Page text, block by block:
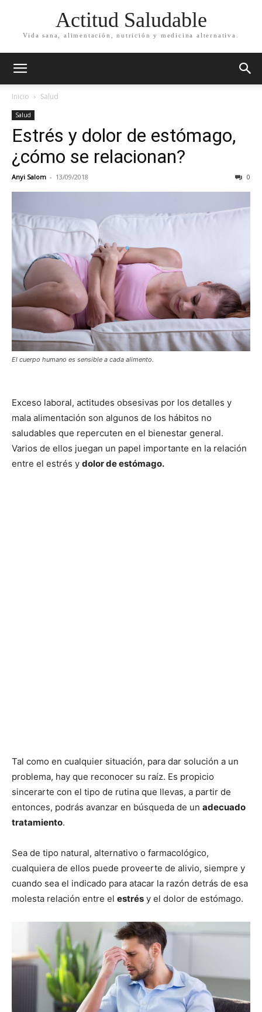
Actitud Saludable
Vida sana, alimentación, nutrición y medicina alternativa.
Inicio Salud
Salud
Estrés y dolor de estómago,
¿cómo se relacionan?
Anyi Salom - 13/09/2018 0
El cuerpo humano es sensible a cada alimento.
Exceso laboral, actitudes obsesivas por los detalles y
mala alimentación son algunos de los hábitos no
saludables que repercuten en el bienestar general.
Varios de ellos juegan un papel importante en la relación
entre el estrés y dolor de estómago.
Tal como en cualquier situación, para dar solución a un
problema, hay que reconocer su raíz. Es propicio
sincerarte con el tipo de rutina que llevas, a partir de
entonces, podrás avanzar en búsqueda de un adecuado
tratamiento.
Sea de tipo natural, alternativo o farmacológico,
cualquiera de ellos puede proveerte de alivio, siempre y
cuando sea el indicado para atacar la razón detrás de esa
molesta relación entre el estrés y el dolor de estómago.